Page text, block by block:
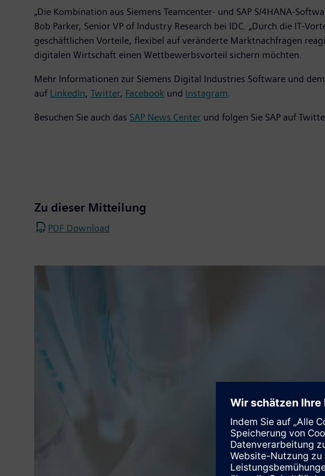
„Die Kombination aus Siemens Teamcenter- und SAP S/4HANA-
Bob Parker, Senior VP of Industry Research bei IDC. „Durch die IT-
geschäftlichen Vorteile, flexibel auf veränderte Marktnachfragen
digitalen Wirtschaft einen Wettbewerbsvorteil sichern möchten.
Mehr Informationen zur Siemens Digital Industries Software und
auf LinkedIn, Twitter, Facebook und Instagram
Besuchen Sie auch das SAP News Center und folgen Sie SAP auf
Zu dieser Mitteilung
PDF Download